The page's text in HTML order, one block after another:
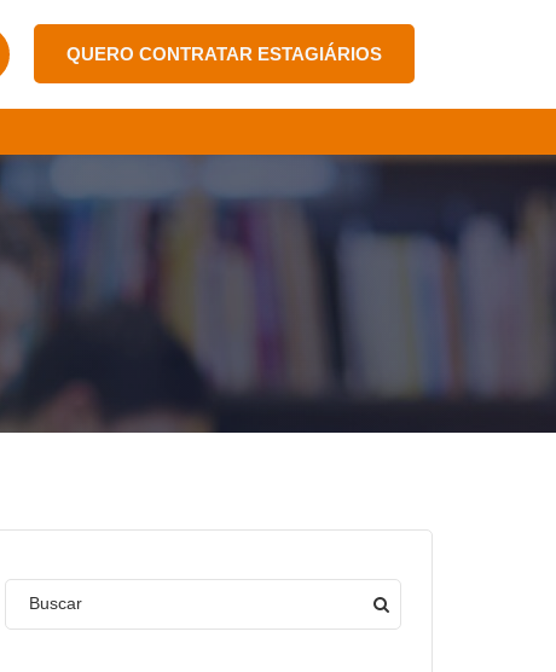
QUERO CONTRATAR ESTAGIÁRIOS
Buscar